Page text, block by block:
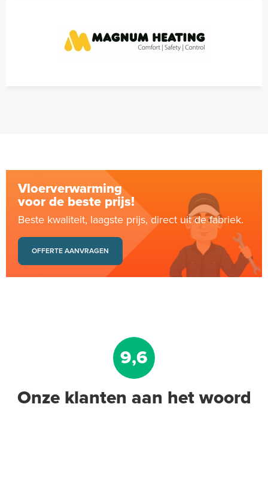
Vloerverwarming
voor de beste prijs!
Beste kwaliteit, laagste prijs, direct uit de fabriek.
OFFERTE AANVRAGEN
9,6
Onze klanten aan het woord